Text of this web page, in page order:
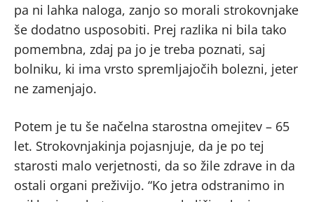
pa ni lahka naloga, zanjo so morali strokovnjake
še dodatno usposobiti. Prej razlika ni bila tako
pomembna, zdaj pa jo je treba poznati, saj
bolniku, ki ima vrsto spremljajočih bolezni, jeter
ne zamenjajo.
Potem je tu še načelna starostna omejitev – 65
let. Strokovnjakinja pojasnjuje, da je po tej
starosti malo verjetnosti, da so žile zdrave in da
ostali organi preživijo. “Ko jetra odstranimo in